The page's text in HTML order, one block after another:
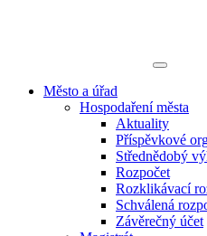
Město a úřad
Hospodaření města
Aktuality
Příspěvkové
Střednědobý
Rozpočet
Rozklikávací
Schválená
Závěrečný účet